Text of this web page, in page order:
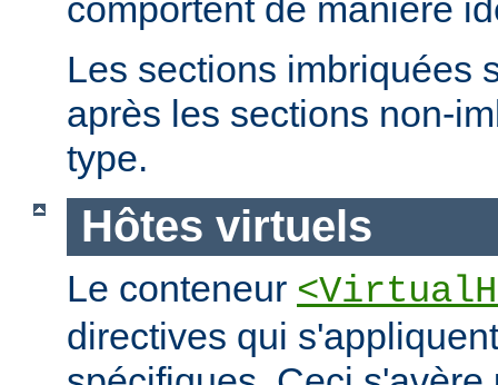
comportent de manière
Les sections imbriquées
après les sections non-
type.
Hôtes virtuels
Le conteneur
directives qui